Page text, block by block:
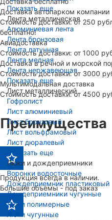
Показать еще
Лента металлическая
Алюминиевая лента
Лента бронзовая
Лента латунная
Лента медная
Лента нержавеющая
Показать еще
Лист металлический
Гофролист
Лист алюминиевый
Лист бронзовый
Лист вольфрамовый
Лист дюралевый
Показать еще
Люки и дождеприемники
Воронки водосточные
Дождеприемник пластиковый
Дождеприемники чугунные
Люки полимерные
Люки чугунные
Доставка автопарком компании
Стоимость доставки: от 250
бесплатно!
Авиадоставка
Стоимость доставки: от 1000
Доставка в речной и морской
Стоимость доставки: от 3000
Мультимодальная доставка
Стоимость доставки: от 4500
Преимущества
Продукция всегда в наличии.
Большие объемы - под заказ